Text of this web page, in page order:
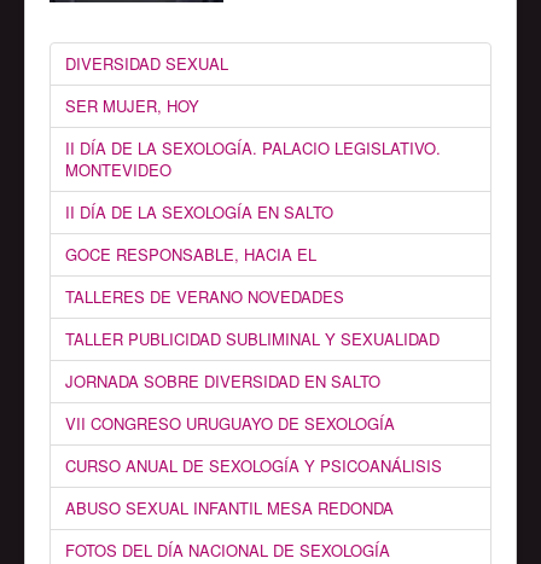
DIVERSIDAD SEXUAL
SER MUJER, HOY
II DÍA DE LA SEXOLOGÍA. PALACIO LEGISLATIVO.
MONTEVIDEO
II DÍA DE LA SEXOLOGÍA EN SALTO
GOCE RESPONSABLE, HACIA EL
TALLERES DE VERANO NOVEDADES
TALLER PUBLICIDAD SUBLIMINAL Y SEXUALIDAD
JORNADA SOBRE DIVERSIDAD EN SALTO
VII CONGRESO URUGUAYO DE SEXOLOGÍA
CURSO ANUAL DE SEXOLOGÍA Y PSICOANÁLISIS
ABUSO SEXUAL INFANTIL MESA REDONDA
FOTOS DEL DÍA NACIONAL DE SEXOLOGÍA